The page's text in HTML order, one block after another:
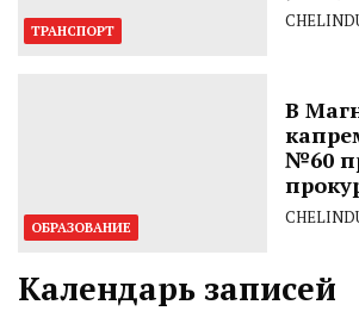
ТРАНСПОРТ
ОБРАЗОВАНИЕ
В
№60
Календарь записей